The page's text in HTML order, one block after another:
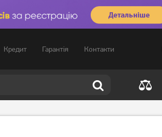
Кредит Гарантія Контакти